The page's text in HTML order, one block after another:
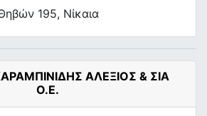
195, Νίκαια
ΑΛΕΞΙΟΣ & ΣΙΑ
Ο.Ε.